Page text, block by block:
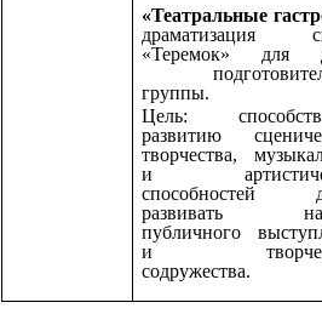
«Театральные
драматизация
«Теремок» для
группы.
Цель:
развитию
творчества,
и
способностей
развивать
публичного
и
содружества.